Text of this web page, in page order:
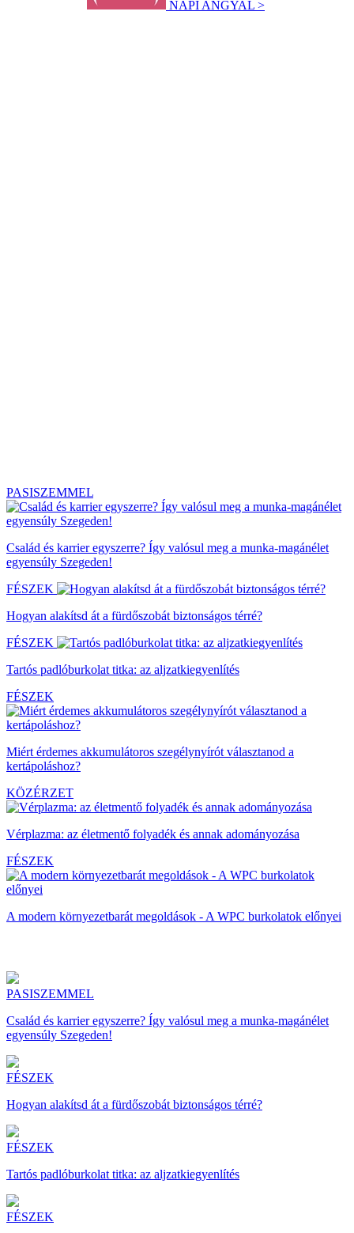
NAPI ANGYAL >
PASISZEMMEL
Család és karrier egyszerre? Így valósul meg a munka-magánélet
egyensúly Szegeden!
FÉSZEK
Hogyan alakítsd át a fürdőszobát biztonságos térré?
FÉSZEK
Tartós padlóburkolat titka: az aljzatkiegyenlítés
FÉSZEK
Miért érdemes akkumulátoros szegélynyírót választanod a
kertápoláshoz?
KÖZÉRZET
Vérplazma: az életmentő folyadék és annak adományozása
FÉSZEK
A modern környezetbarát megoldások - A WPC burkolatok előnyei
PASISZEMMEL
Család és karrier egyszerre? Így valósul meg a munka-magánélet
egyensúly Szegeden!
FÉSZEK
Hogyan alakítsd át a fürdőszobát biztonságos térré?
FÉSZEK
Tartós padlóburkolat titka: az aljzatkiegyenlítés
FÉSZEK